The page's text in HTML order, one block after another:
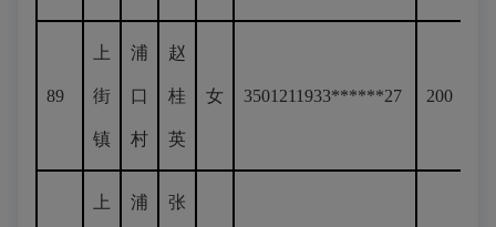
89
上
街
镇
浦
口
村
赵
桂
英
女 3501211933******27 200
上 浦 张